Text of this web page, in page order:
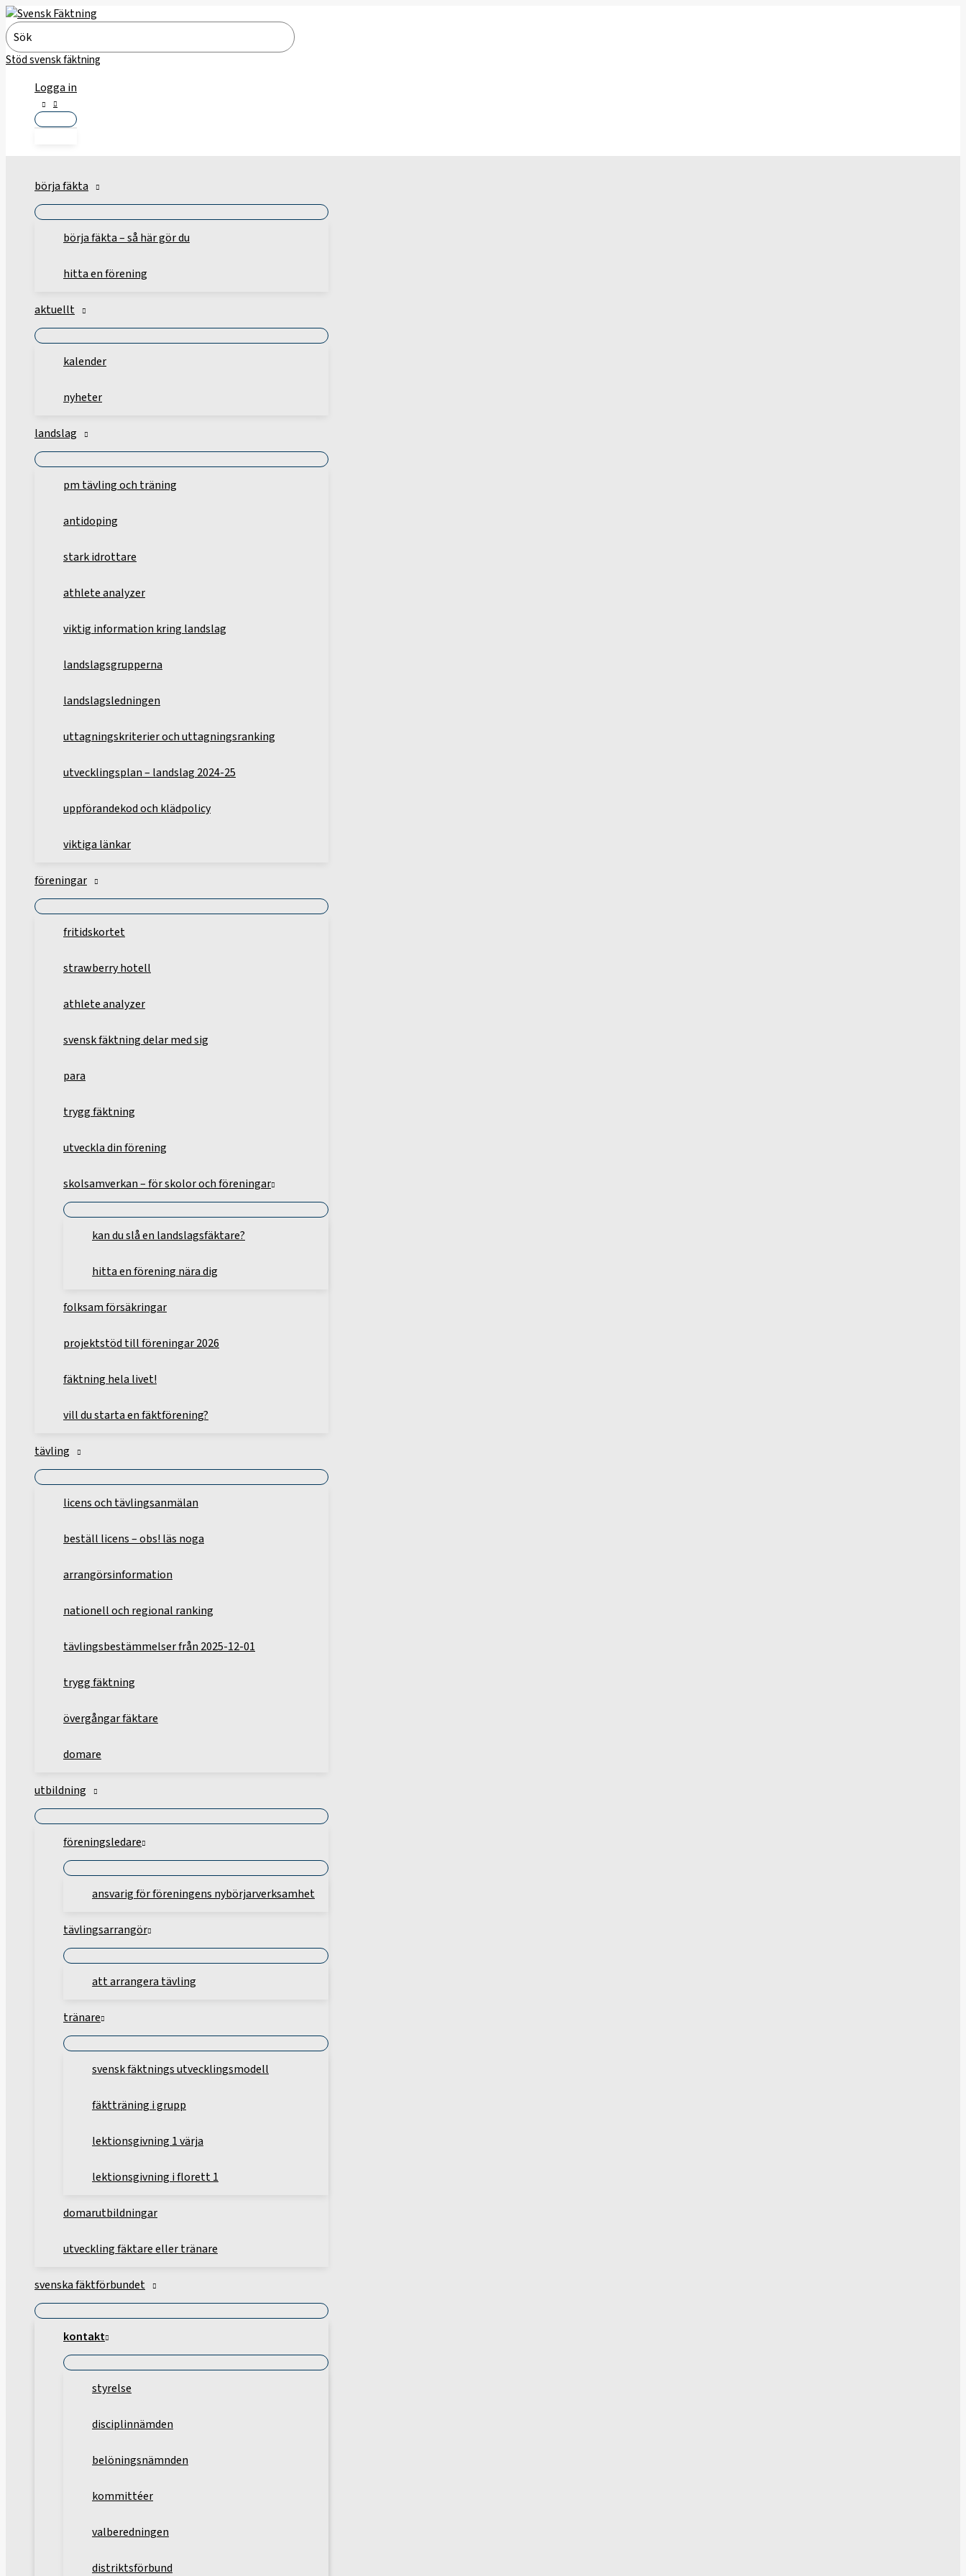
Hoppa
till
innehåll
Search
for:
Stöd svensk fäktning
Logga in
börja fäkta
börja fäkta – så här gör du
hitta en förening
aktuellt
kalender
nyheter
landslag
pm tävling och träning
antidoping
stark idrottare
athlete analyzer
viktig information kring landslag
landslagsgrupperna
landslagsledningen
uttagningskriterier och uttagningsranking
utvecklingsplan – landslag 2024-25
uppförandekod och klädpolicy
viktiga länkar
föreningar
fritidskortet
strawberry hotell
athlete analyzer
svensk fäktning delar med sig
para
trygg fäktning
utveckla din förening
skolsamverkan – för skolor och föreningar
kan du slå en landslagsfäktare?
hitta en förening nära dig
folksam försäkringar
projektstöd till föreningar 2026
fäktning hela livet!
vill du starta en fäktförening?
tävling
licens och tävlingsanmälan
beställ licens – obs! läs noga
arrangörsinformation
nationell och regional ranking
tävlingsbestämmelser från 2025-12-01
trygg fäktning
övergångar fäktare
domare
utbildning
föreningsledare
ansvarig för föreningens nybörjarverksamhet
tävlingsarrangör
att arrangera tävling
tränare
svensk fäktnings utvecklingsmodell
fäktträning i grupp
lektionsgivning 1 värja
lektionsgivning i florett 1
domarutbildningar
utveckling fäktare eller tränare
svenska fäktförbundet
kontakt
styrelse
disciplinnämden
belöningsnämnden
kommittéer
valberedningen
distriktsförbund